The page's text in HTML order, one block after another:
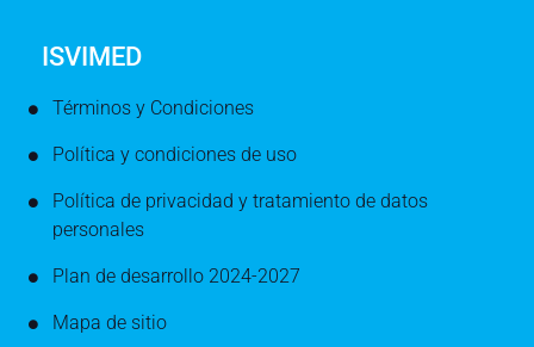
ISVIMED
Términos y Condiciones
Política y condiciones de uso
Política de privacidad y tratamiento de datos
personales
Plan de desarrollo 2024-2027
Mapa de sitio